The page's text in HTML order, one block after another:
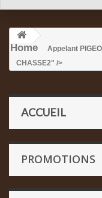
Home
Appelant
CHASSE2" />
ACCUEIL
PROMOTIONS